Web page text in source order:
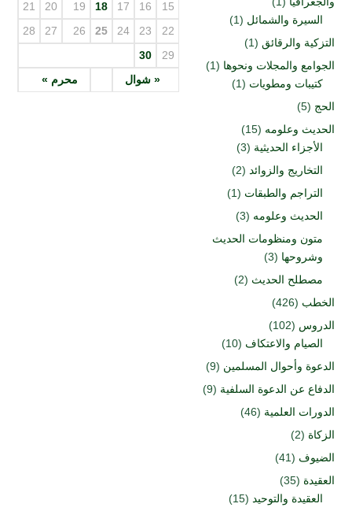
السيرة والشمائل (1)
التزكية والرقائق (1)
الجوامع والمجلات ونحوها (1)
كتيبات ومطويات (1)
الحج (5)
الحديث وعلومه (15)
الأجزاء الحديثية (3)
التخاريج والزوائد (2)
التراجم والطبقات (1)
الحديث وعلومه (3)
متون ومنظومات الحديث
وشروحها (3)
مصطلح الحديث (2)
الخطب (426)
الدروس (102)
الصيام والاعتكاف (10)
الدعوة وأحوال المسلمين (9)
الدفاع عن الدعوة السلفية (9)
الدورات العلمية (46)
الزكاة (2)
الضيوف (41)
العقيدة (35)
العقيدة والتوحيد (15)
« شوال محرم »
15
16
17
18
19
20
21
22
23
24
25
26
27
28
29
30